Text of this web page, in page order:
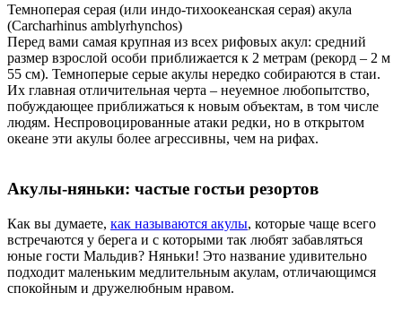
Темноперая серая (или индо-тихоокеанская серая) акула
(Carcharhinus amblyrhynchos)
Перед вами самая крупная из всех рифовых акул: средний
размер взрослой особи приближается к 2 метрам (рекорд – 2 м
55 см). Темноперые серые акулы нередко собираются в стаи.
Их главная отличительная черта – неуемное любопытство,
побуждающее приближаться к новым объектам, в том числе
людям. Неспровоцированные атаки редки, но в открытом
океане эти акулы более агрессивны, чем на рифах.
Акулы-няньки: частые гостьи резортов
Как вы думаете, как называются акулы, которые чаще всего
встречаются у берега и с которыми так любят забавляться
юные гости Мальдив? Няньки! Это название удивительно
подходит маленьким медлительным акулам, отличающимся
спокойным и дружелюбным нравом.